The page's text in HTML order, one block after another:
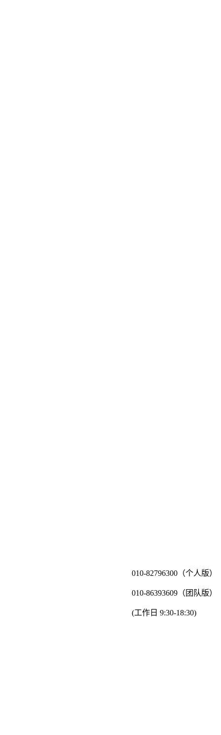
010-82796300（个人版）
010-86393609（团队版）
(工作日 9:30-18:30)